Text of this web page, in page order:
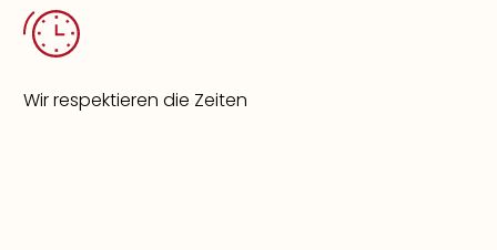
Wir respektieren die Zeiten